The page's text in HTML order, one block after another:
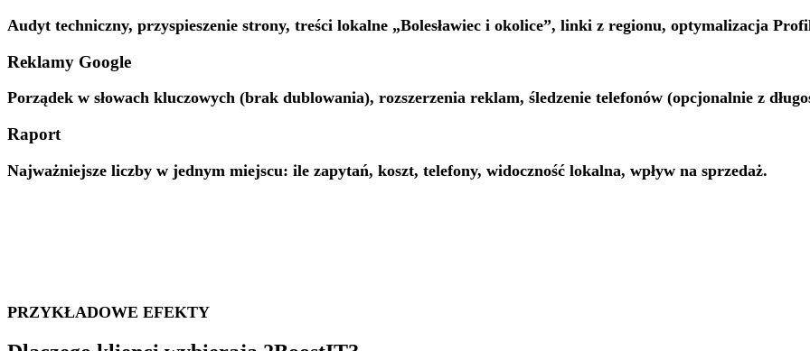
Audyt techniczny, przyspieszenie strony, treści lokalne „Bolesławiec i okolice”, linki z regionu, optymalizacja
Reklamy Google
Porządek w słowach kluczowych (brak dublowania), rozszerzenia reklam, śledzenie telefonów (opcjonalnie z
Raport
Najważniejsze liczby w jednym miejscu: ile zapytań, koszt, telefony, widoczność lokalna, wpływ na sprzedaż.
PRZYKŁADOWE EFEKTY